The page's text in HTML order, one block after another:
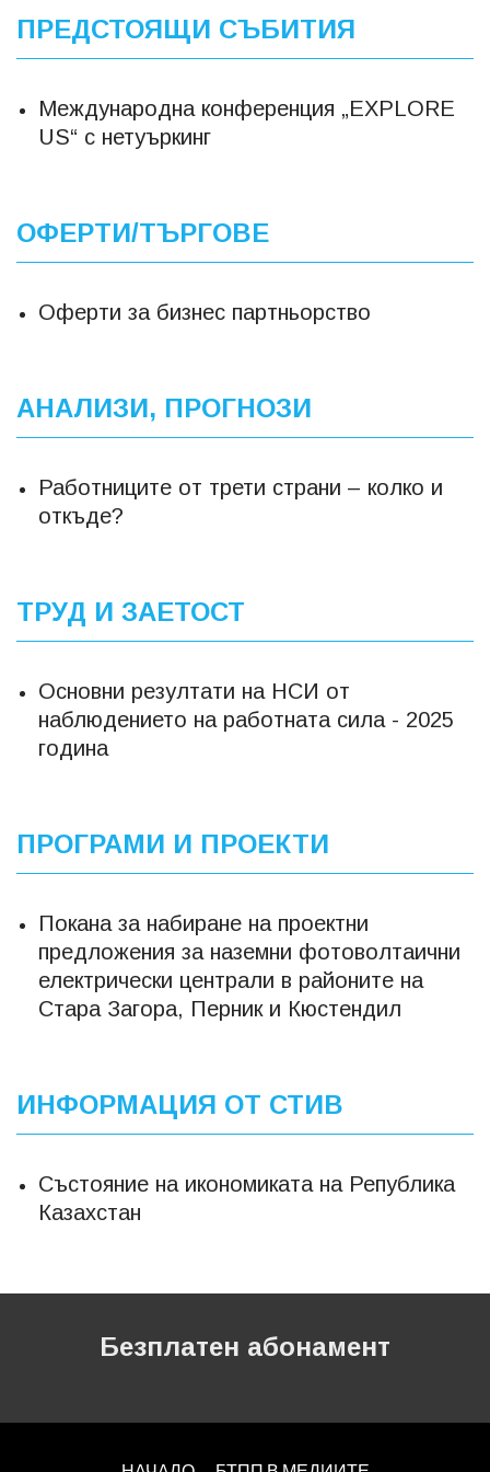
ПРЕДСТОЯЩИ СЪБИТИЯ
Международна конференция „EXPLORE
US“ с нетуъркинг
ОФЕРТИ/ТЪРГОВЕ
Оферти за бизнес партньорство
АНАЛИЗИ, ПРОГНОЗИ
Работниците от трети страни – колко и
откъде?
ТРУД И ЗАЕТОСТ
Основни резултати на НСИ от
наблюдението на работната сила - 2025
година
ПРОГРАМИ И ПРОЕКТИ
Покана за набиране на проектни
предложения за наземни фотоволтаични
електрически централи в районите на
Стара Загора, Перник и Кюстендил
ИНФОРМАЦИЯ ОТ СТИВ
Състояние на икономиката на Република
Казахстан
Безплатен абонамент